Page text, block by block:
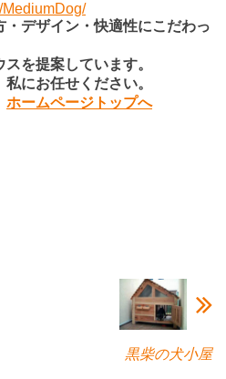
デザイン・快適性にこだわっ
を提案しています。
にお任せください。
ホームページトップへ
黒柴の犬小屋